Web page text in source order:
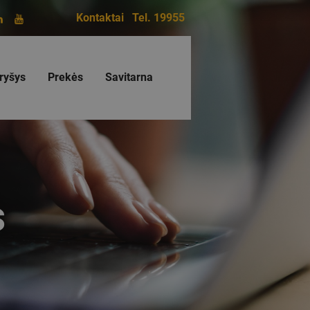
Kontaktai Tel. 19955
Prekės Savitarna